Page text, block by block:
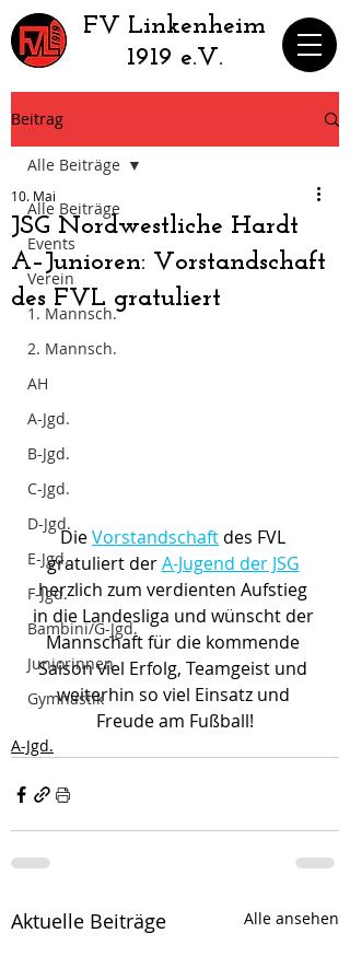
​FV Linkenheim
1919 e.V.
Beitrag
Alle Beiträge
Events
Verein
1. Mannsch.
2. Mannsch.
AH
A-Jgd.
B-Jgd.
C-Jgd.
D-Jgd.
E-Jgd.
F-Jgd.
Bambini/G-Jgd.
Juniorinnen
Gymnastik
Alle Beiträge
JSG Nordwestliche Hardt
A–Junioren: Vorstandschaft
des FVL gratuliert
10. Mai
Die Vorstandschaft des FVL
gratuliert der A-Jugend der JSG
herzlich zum verdienten Aufstieg
in die Landesliga und wünscht der
Mannschaft für die kommende
Saison viel Erfolg, Teamgeist und
weiterhin so viel Einsatz und
Freude am Fußball!
A-Jgd.
Aktuelle Beiträge Alle ansehen